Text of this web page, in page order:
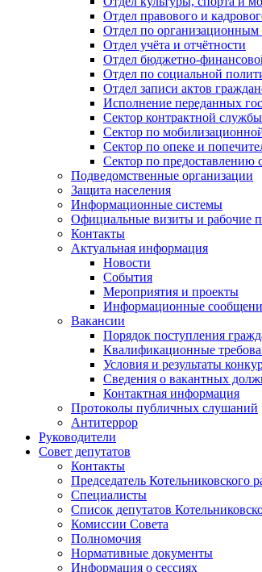
Отдел правового и
Отдел по
Отдел учёта и отчётности
Отдел бюджетно-
Отдел по социальной
Отдел записи актов
Исполнение переданных
Сектор контрактной службы
Сектор по
Сектор по опеке и
Сектор по
Подведомственные организации
Защита населения
Информационные системы
Официальные визиты и рабочие
Контакты
Актуальная информация
Новости
События
Мероприятия и проекты
Информационные
Вакансии
Порядок поступления
Квалификационные
Условия и результаты
Сведения о вакантных
Контактная информация
Протоколы публичных слушаний
Антитеррор
Руководители
Совет депутатов
Контакты
Председатель
Специалисты
Список депутатов
Комиссии Совета
Полномочия
Нормативные документы
Информация о сессиях